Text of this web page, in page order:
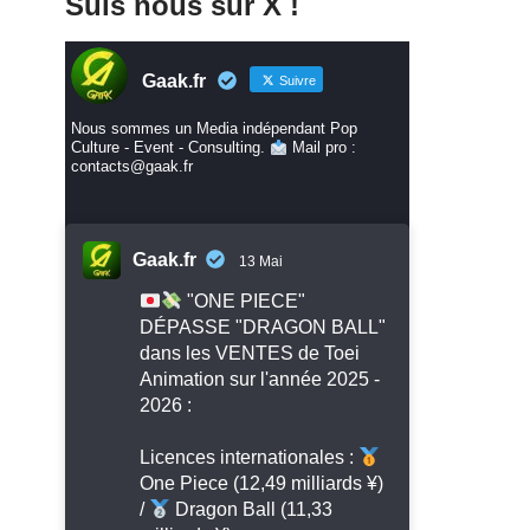
Gaak.fr Suivre
Nous sommes un Media indépendant Pop
Culture - Event - Consulting.
Mail pro :
contacts@gaak.fr
Gaak.fr 13 Mai
"ONE PIECE"
DÉPASSE "DRAGON BALL"
dans les VENTES de Toei
Animation sur l'année 2025 -
2026 :
Licences internationales :
One Piece (12,49 milliards ¥)
/
Dragon Ball (11,33